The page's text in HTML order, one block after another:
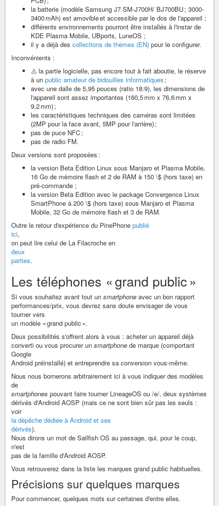
la batterie (modèle Samsung J7 SM-J700H/ BJ700BU ; 3000-
3400 mAh) est amovible et accessible par le dos de l'appareil ;
différents environnements pourront être installés à l'instar de
KDE Plasma Mobile, UBports, LuneOS ;
il y a déjà des collections de thèmes (EN) pour le configurer.
Inconvénients :
⚠️ la partie logicielle, pas encore tout à fait aboutie, le réserve
à un public amateur de bidouilles informatiques ;
avec une dalle de 5,95 pouces (ratio 18:9), les dimensions de
l'appareil sont assez importantes (160,5 mm x 76,6 mm x
9,2 mm) ;
les caractéristiques techniques des caméras sont limitées
(2MP pour la face avant, 5MP pour l'arrière) ;
pas de puce NFC ;
pas de radio FM.
Deux versions sont proposées :
la version Beta Edition Linux sous Manjaro et Plasma Mobile,
16 Go de mémoire flash et 2 de RAM à 150 \$ (hors taxe) en
pré-commande ;
la version Beta Edition avec le package Convergence Linux
SmartPhone à 200 \$ (hors taxe) sous Manjaro et Plasma
Mobile, 32 Go de mémoire flash et 3 de RAM.
Outre le retour d'expérience du PinePhone publié
ici,
on peut lire celui de La Filacroche en
deux
parties.
Les téléphones « grand public »
Si vous souhaitez avant tout un smartphone avec un bon rapport
performances/prix, vous devrez sans doute envisager de vous
tourner vers
un modèle « grand public ».
Deux possibilités s'offrent alors à vous : acheter un appareil déjà
converti ou vous procurer un smartphone de marque (comportant
Google
Android préinstallé) et entreprendre sa conversion vous-même.
Nous nous bornerons arbitrairement ici à vous indiquer des modèles
de
smartphones pouvant faire tourner LineageOS ou /e/, deux systèmes
dérivés d'Android AOSP (mais ce ne sont bien sûr pas les seuls :
voir
la dépêche dédiée à Android et ses
dérivés).
Nous dirons un mot de Sailfish OS au passage, qui, pour le coup,
n'est
pas de la famille d'Android AOSP.
Vous retrouverez dans la liste les marques grand public habituelles.
Précisions sur quelques marques
Pour commencer, quelques mots sur certaines d'entre elles.